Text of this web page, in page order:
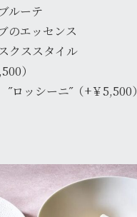
ルーテ
エッセンス
クススタイル
）
ッシーニ˝（+￥5,500）